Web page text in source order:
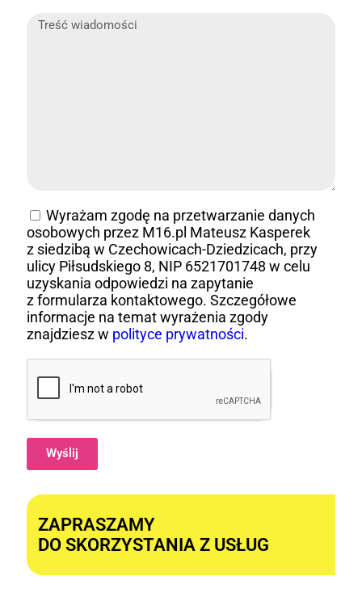
Wyrażam zgodę na przetwarzanie danych
osobowych przez M16.pl Mateusz Kasperek
z siedzibą w Czechowicach-Dziedzicach, przy
ulicy Piłsudskiego 8, NIP 6521701748 w celu
uzyskania odpowiedzi na zapytanie
z formularza kontaktowego. Szczegółowe
informacje na temat wyrażenia zgody
znajdziesz w polityce prywatności.
Wyślij
ZAPRASZAMY
DO SKORZYSTANIA Z USŁUG